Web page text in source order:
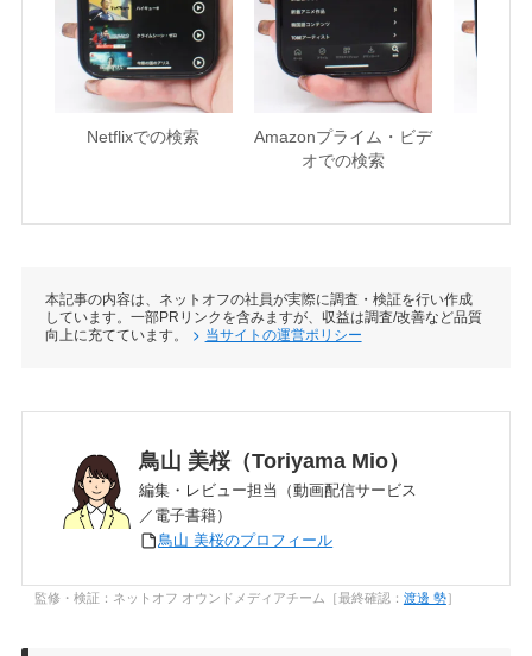
Netflixでの検索
Amazonプライム・ビデ
オでの検索
本記事の内容は、ネットオフの社員が実際に調査・検証を行い作成
しています。一部PRリンクを含みますが、収益は調査/改善など品質
向上に充てています。
当サイトの運営ポリシー
鳥山 美桜（Toriyama Mio）
編集・レビュー担当（動画配信サービス
／電子書籍）
鳥山 美桜のプロフィール
監修・検証：ネットオフ オウンドメディアチーム［最終確認： 渡邊 勢］